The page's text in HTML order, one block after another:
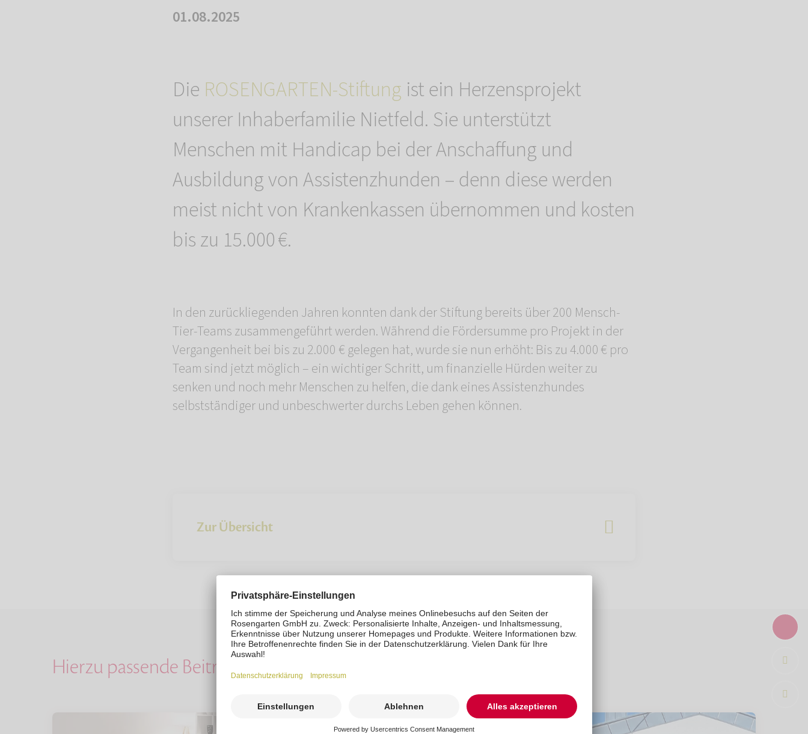
01.08.2025
Die ROSENGARTEN-Stiftung ist ein Herzensprojekt
unserer Inhaberfamilie Nietfeld. Sie unterstützt
Menschen mit Handicap bei der Anschaffung und
Ausbildung von Assistenzhunden – denn diese werden
meist nicht von Krankenkassen übernommen und kosten
bis zu 15.000 €.
In den zurückliegenden Jahren konnten dank der Stiftung bereits über 200 Mensch-
Tier-Teams zusammengeführt werden. Während die Fördersumme pro Projekt in der
Vergangenheit bei bis zu 2.000 € gelegen hat, wurde sie nun erhöht: Bis zu 4.000 € pro
Team sind jetzt möglich – ein wichtiger Schritt, um finanzielle Hürden weiter zu
senken und noch mehr Menschen zu helfen, die dank eines Assistenzhundes
selbstständiger und unbeschwerter durchs Leben gehen können.
Zur Übersicht
Hierzu passende Beiträge